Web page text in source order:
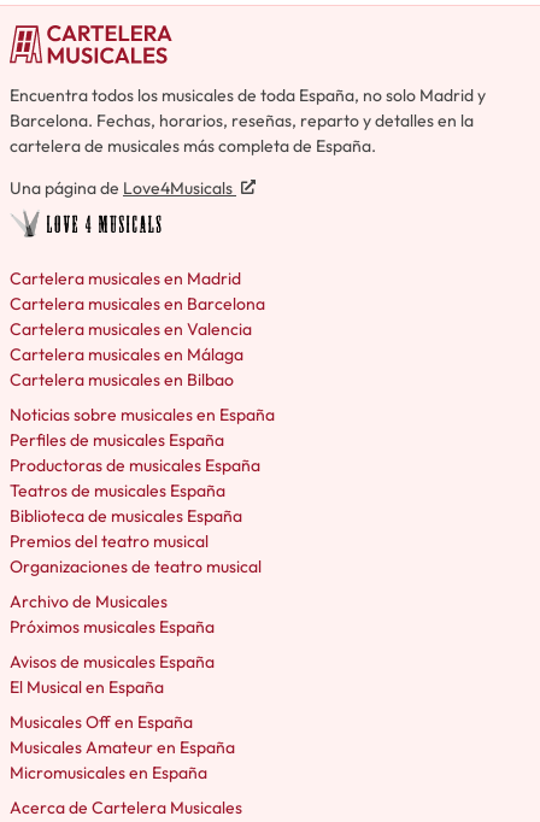
Encuentra todos los musicales de toda España, no solo Madrid y
Barcelona. Fechas, horarios, reseñas, reparto y detalles en la
cartelera de musicales más completa de España.
Una página de Love4Musicals
Cartelera musicales en Madrid
Cartelera musicales en Barcelona
Cartelera musicales en Valencia
Cartelera musicales en Málaga
Cartelera musicales en Bilbao
Noticias sobre musicales en España
Perfiles de musicales España
Productoras de musicales España
Teatros de musicales España
Biblioteca de musicales España
Premios del teatro musical
Organizaciones de teatro musical
Archivo de Musicales
Próximos musicales España
Avisos de musicales España
El Musical en España
Musicales Off en España
Musicales Amateur en España
Micromusicales en España
Acerca de Cartelera Musicales